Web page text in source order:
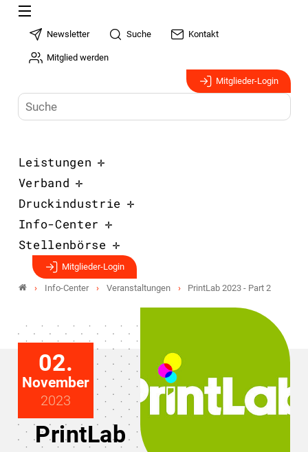
Newsletter Suche Kontakt
Mitglied werden
Mitglieder-Login
Leistungen
Verband
Druckindustrie
Info-Center
Stellenbörse
Mitglieder-Login
Info-Center Veranstaltungen PrintLab 2023 - Part 2
02.
November
2023
PrintLab